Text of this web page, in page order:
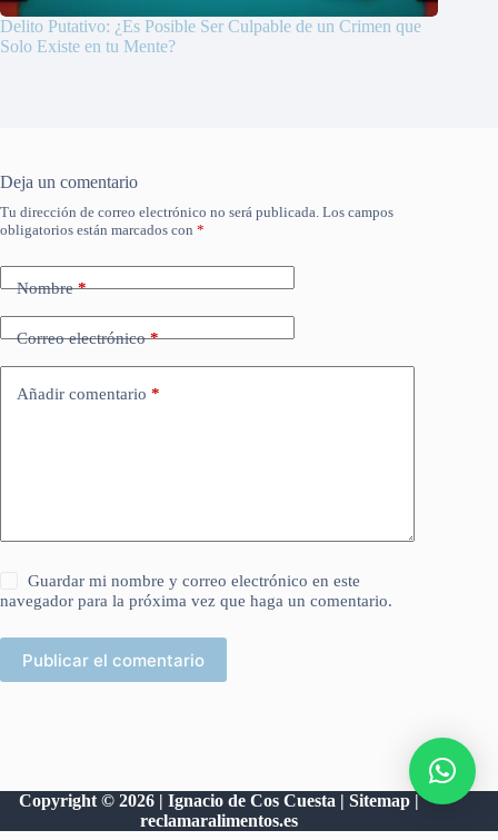
Delito Putativo: ¿Es Posible Ser Culpable de un Crimen que
Solo Existe en tu Mente?
Deja un comentario
Tu dirección de correo electrónico no será publicada. Los campos
obligatorios están marcados con *
Nombre*
Correo electrónico*
Añadir comentario *
Guardar mi nombre y correo electrónico en este
navegador para la próxima vez que haga un comentario.
Publicar el comentario
Copyright © 2026 | Ignacio de Cos Cuesta |Sitemap |
reclamaralimentos.es